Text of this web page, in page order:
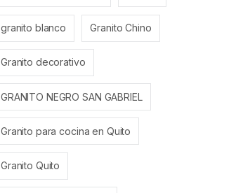
granito blanco Granito Chino
Granito decorativo
GRANITO NEGRO SAN GABRIEL
Granito para cocina en Quito
Granito Quito